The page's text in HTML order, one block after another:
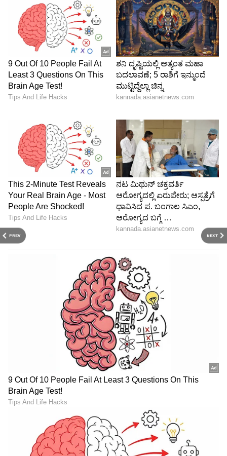
PREV NEXT
ದಾಖಲಿಸಿ, ತನಿಖೆಯನ್ನು ಸಿಐಡಿಗೆ ವಹಿಸಿತ್ತು.
ಪರಶುರಾಮ ಆತ್ಮಹತ್ಯೆ ಮಾಡಿಕೊಂಡಿಲ್ಲ, ಅದು
ಹೃದಯಾಘತದಿಂದಾದ ಸಾವು ಎಂದು ಮರಣೋತ್ತರ ಪರೀಕ್ಷಾ
ವರದಿಯಲ್ಲಿ ಬಹಿರಂಗಗೊಂಡಿತ್ತು. ರಾಷ್ಟ್ರವ್ಯಾಪಿ ಈ ಪ್ರಕರಣ
ಸದ್ದು ಮಾಡಿತ್ತು. ತನಿಖೆಯನ್ನು ಸಿಬಿಐಗೆ ವಹಿಸುವಂತೆ ಸಂಸದೆ
ಶೋಭಾ ಕರದ್ಲಾಂಜೆ ಕೇಂದ್ರ ಗೃಹ ಸಚಿವ ಅಮಿತ್‌ ಶಾ ಸವರಿಗೆ
ಭಾರಿ ಮಜುಗರಕ್ಕೆ ಸಿಲುಕಿಸಿತ್ತು.